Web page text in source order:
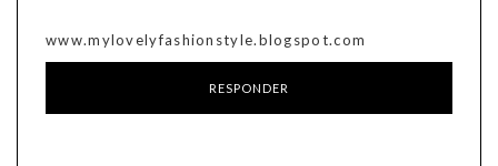
www.mylovelyfashionstyle.blogspot.com
RESPONDER